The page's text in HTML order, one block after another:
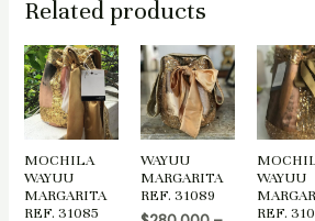
Related products
MOCHILA
WAYUU
MARGARITA
REF. 31085
WAYUU
MARGARITA
REF. 31089
WAYUU
REF.